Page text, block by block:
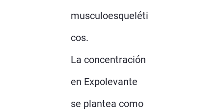
musculoesqueléti
cos.
La concentración
en Expolevante
se plantea como